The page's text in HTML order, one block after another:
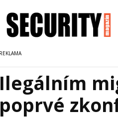
Ilegálním
poprvé